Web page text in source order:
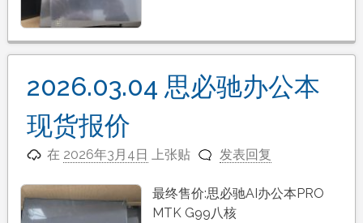
2026.03.04 思必驰办公本
现货报价
在 2026年3月4日 上张贴 发表回复
最终售价:思必驰AI办公本PRO
MTK G99八核